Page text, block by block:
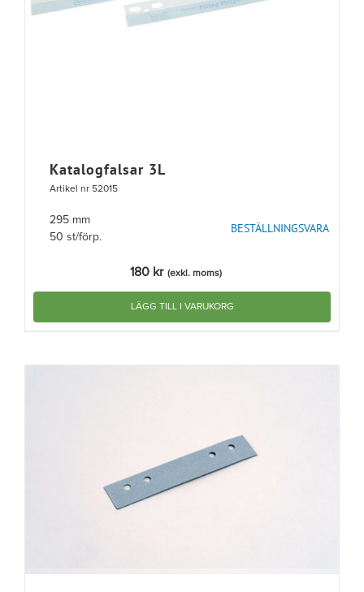
Katalogfalsar 3L
Artikel nr 52015
295 mm
50 st/förp.
BESTÄLLNINGSVARA
180 kr (exkl. moms)
LÄGG TILL I VARUKORG